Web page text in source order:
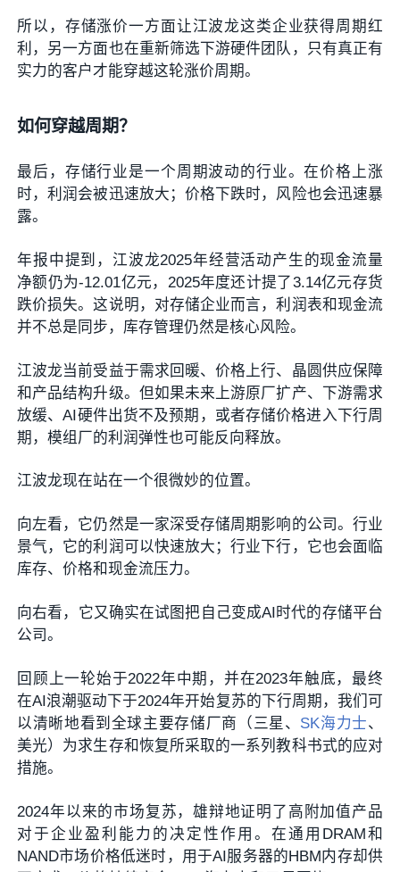
所以，存储涨价一方面让江波龙这类企业获得周期红
利，另一方面也在重新筛选下游硬件团队，只有真正有
实力的客户才能穿越这轮涨价周期。
如何穿越周期？
最后，存储行业是一个周期波动的行业。在价格上涨
时，利润会被迅速放大；价格下跌时，风险也会迅速暴
露。
年报中提到，江波龙2025年经营活动产生的现金流量
净额仍为-12.01亿元，2025年度还计提了3.14亿元存货
跌价损失。这说明，对存储企业而言，利润表和现金流
并不总是同步，库存管理仍然是核心风险。
江波龙当前受益于需求回暖、价格上行、晶圆供应保障
和产品结构升级。但如果未来上游原厂扩产、下游需求
放缓、AI硬件出货不及预期，或者存储价格进入下行周
期，模组厂的利润弹性也可能反向释放。
江波龙现在站在一个很微妙的位置。
向左看，它仍然是一家深受存储周期影响的公司。行业
景气，它的利润可以快速放大；行业下行，它也会面临
库存、价格和现金流压力。
向右看，它又确实在试图把自己变成AI时代的存储平台
公司。
回顾上一轮始于2022年中期，并在2023年触底，最终
在AI浪潮驱动下于2024年开始复苏的下行周期，我们可
以清晰地看到全球主要存储厂商（三星、 SK海力士、
美光）为求生存和恢复所采取的一系列教科书式的应对
措施。
2024年以来的市场复苏，雄辩地证明了高附加值产品
对于企业盈利能力的决定性作用。在通用DRAM和
NAND市场价格低迷时，用于AI服务器的HBM内存却供